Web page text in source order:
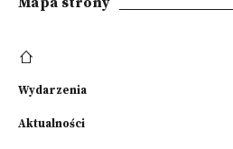
Wydarzenia
Aktualności